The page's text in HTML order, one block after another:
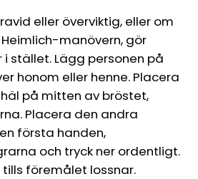
eller överviktig, eller om
manövern, gör
stället. Lägg personen på
honom eller henne. Placera
på mitten av bröstet,
Placera den andra
första handen,
och tryck ner ordentligt.
föremålet lossnar.